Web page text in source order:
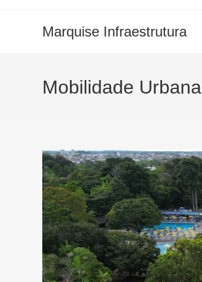
Marquise Infraestrutura
Mobilidade Urbana